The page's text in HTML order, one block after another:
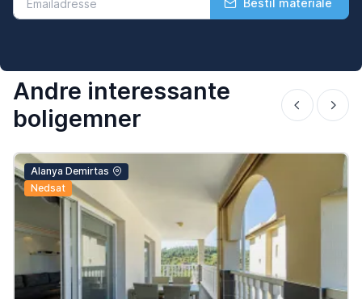
Bestil materiale
Andre interessante
boligemner
Alanya Demirtas
Nedsat